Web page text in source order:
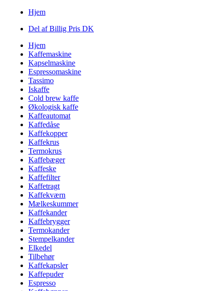
Hjem
Del af Billig Pris DK
Hjem
Kaffemaskine
Kapselmaskine
Espressomaskine
Tassimo
Iskaffe
Cold brew kaffe
Økologisk kaffe
Kaffeautomat
Kaffedåse
Kaffekopper
Kaffekrus
Termokrus
Kaffebæger
Kaffeske
Kaffefilter
Kaffetragt
Kaffekværn
Mælkeskummer
Kaffekander
Kaffebrygger
Termokander
Stempelkander
Elkedel
Tilbehør
Kaffekapsler
Kaffepuder
Espresso